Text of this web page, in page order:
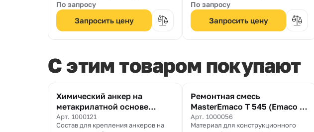
крепления анкеров, подверженных
высокой нагрузке
По запросу
Запросить цену
стержней
По запросу
Запросить цену
C этим товаром покупают
Химический анкер на
метакрилатной основе
MasterFlow 920 AN
Арт. 1000121
Состав для крепления анкеров на
Ремонтная смесь
MasterEmaco T 545 (Emaco T
545)
Арт. 1000056
Материал для конструкционного